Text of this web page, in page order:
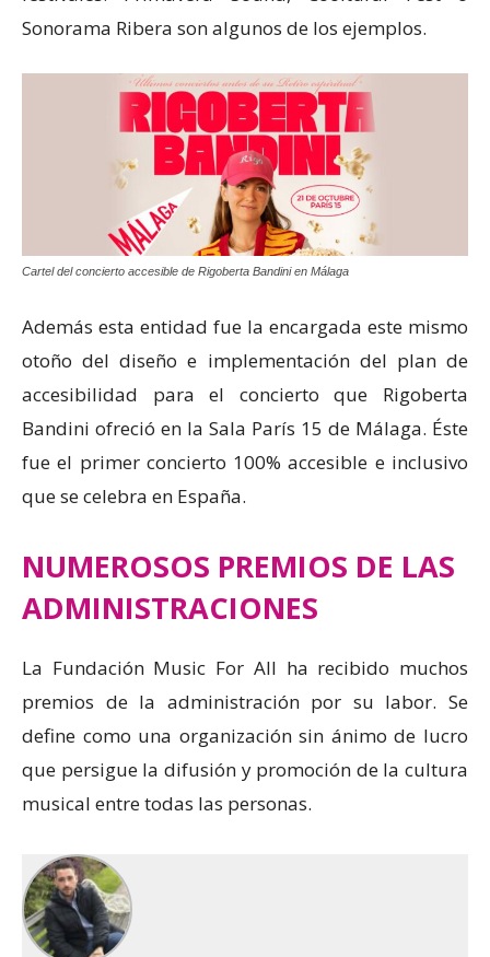
Sonorama Ribera son algunos de los ejemplos.
Cartel del concierto accesible de Rigoberta Bandini en Málaga
Además esta entidad fue la encargada este mismo
otoño del diseño e implementación del plan de
accesibilidad para el concierto que Rigoberta
Bandini ofreció en la Sala París 15 de Málaga. Éste
fue el primer concierto 100% accesible e inclusivo
que se celebra en España.
NUMEROSOS PREMIOS DE LAS
ADMINISTRACIONES
La Fundación Music For All ha recibido muchos
premios de la administración por su labor. Se
define como una organización sin ánimo de lucro
que persigue la difusión y promoción de la cultura
musical entre todas las personas.